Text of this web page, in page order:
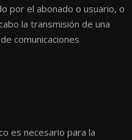
por el abonado o usuario, o
la transmisión de una
comunicaciones
es necesario para la